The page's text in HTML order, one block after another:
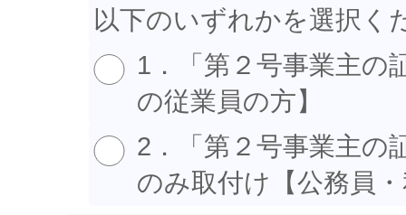
以下のいずれかを選択く
1．「第２号事業主の
の従業員の方】
2．「第２号事業主の
のみ取付け【公務員